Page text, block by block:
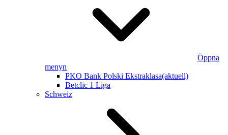
Öppna
menyn
PKO Bank Polski Ekstraklasa(aktuell)
Betclic 1 Liga
Schweiz